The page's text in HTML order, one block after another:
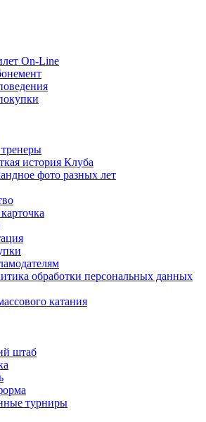
On-Line
история Клуба
фото разных лет
обработки персональных данных
катания
штаб
турниры